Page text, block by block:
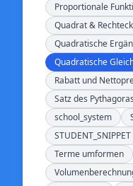
Proportionale
Quadrat & Rechteck
Quadratische
Quadratische
Rabatt und
Satz des Pythagoras
school_system
STUDENT_SNIPPET
Terme umformen